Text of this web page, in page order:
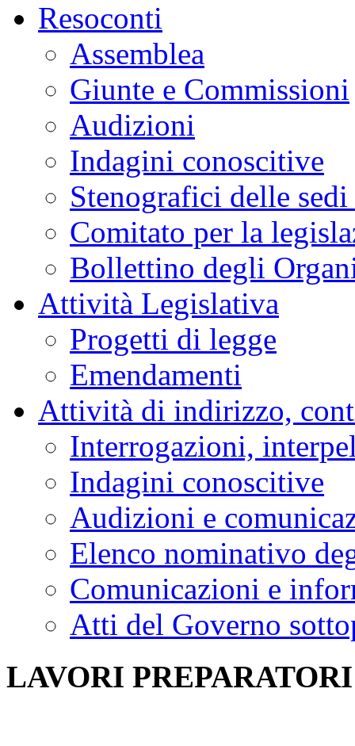
Resoconti
Assemblea
Giunte e Commissioni
Audizioni
Indagini conoscitive
Stenografici delle
Comitato per la
Bollettino degli
Attività Legislativa
Progetti di legge
Emendamenti
Attività di indirizzo,
Interrogazioni,
Indagini conoscitive
Audizioni e
Elenco nominativo
Comunicazioni e
Atti del Governo
LAVORI